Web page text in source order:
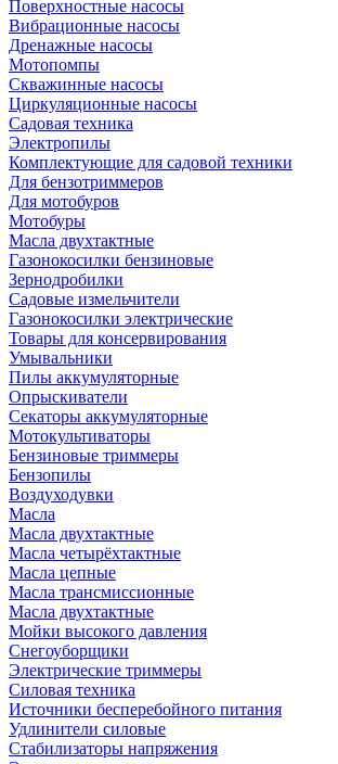
Поверхностные насосы
Вибрационные насосы
Дренажные насосы
Мотопомпы
Скважинные насосы
Циркуляционные насосы
Садовая техника
Электропилы
Комплектующие для садовой техники
Для бензотриммеров
Для мотобуров
Мотобуры
Масла двухтактные
Газонокосилки бензиновые
Зернодробилки
Садовые измельчители
Газонокосилки электрические
Товары для консервирования
Умывальники
Пилы аккумуляторные
Опрыскиватели
Секаторы аккумуляторные
Мотокультиваторы
Бензиновые триммеры
Бензопилы
Воздуходувки
Масла
Масла двухтактные
Масла четырёхтактные
Масла цепные
Масла трансмиссионные
Масла двухтактные
Мойки высокого давления
Снегоуборщики
Электрические триммеры
Силовая техника
Источники бесперебойного питания
Удлинители силовые
Стабилизаторы напряжения